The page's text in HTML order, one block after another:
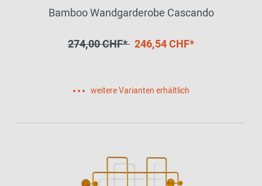
Bamboo Wandgarderobe Cascando
274,00 CHF* 246,54 CHF*
weitere Varianten erhältlich